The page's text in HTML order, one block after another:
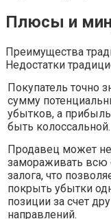
Плюсы и
Преимущества
Недостатки
Покупатель точно
сумму
убытков, а
быть колоссальной.
Продавец может не
замораживать всю
залога, что
покрыть убытки
позиции за счет
направлений.